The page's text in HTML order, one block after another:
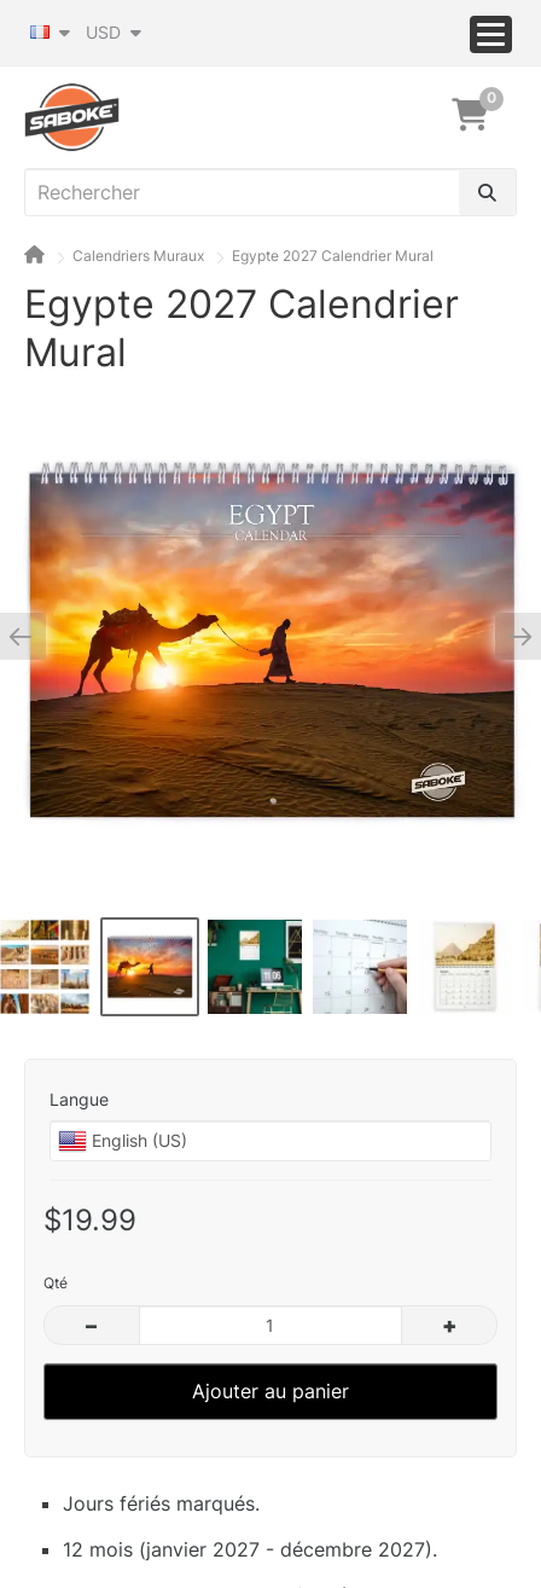
USD
0
Calendriers Muraux Egypte 2027 Calendrier Mural
Egypte 2027 Calendrier
Mural
Langue
$19.99
Qté
– +
Ajouter au panier
Jours fériés marqués.
12 mois (janvier 2027 - décembre 2027).